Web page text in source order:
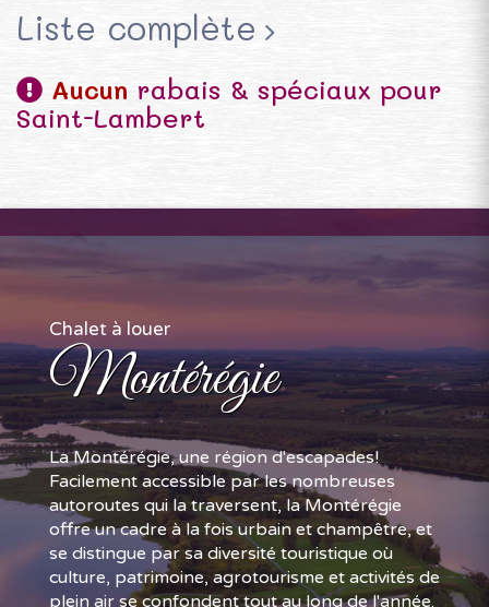
Liste complète
Aucun rabais & spéciaux pour
Saint-Lambert
Chalet à louer
Montérégie
La Montérégie, une région d'escapades!
Facilement accessible par les nombreuses
autoroutes qui la traversent, la Montérégie
offre un cadre à la fois urbain et champêtre, et
se distingue par sa diversité touristique où
culture, patrimoine, agrotourisme et activités de
plein air se confondent tout au long de l'année.